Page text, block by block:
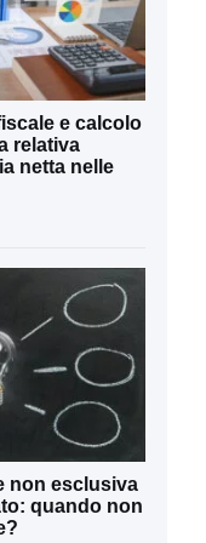
e calcolo
relativa
netta nelle
non esclusiva
quando non